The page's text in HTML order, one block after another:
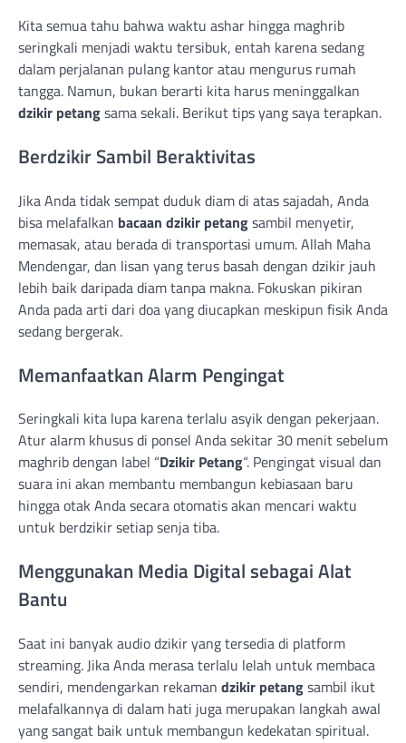
Kita semua tahu bahwa waktu ashar hingga maghrib
seringkali menjadi waktu tersibuk, entah karena sedang
dalam perjalanan pulang kantor atau mengurus rumah
tangga. Namun, bukan berarti kita harus meninggalkan
dzikir petangsama sekali. Berikut tips yang saya terapkan.
Berdzikir Sambil Beraktivitas
Jika Anda tidak sempat duduk diam di atas sajadah, Anda
bisa melafalkan bacaan dzikir petangsambil menyetir,
memasak, atau berada di transportasi umum. Allah Maha
Mendengar, dan lisan yang terus basah dengan dzikir jauh
lebih baik daripada diam tanpa makna. Fokuskan pikiran
Anda pada arti dari doa yang diucapkan meskipun fisik Anda
sedang bergerak.
Memanfaatkan Alarm Pengingat
Seringkali kita lupa karena terlalu asyik dengan pekerjaan.
Atur alarm khusus di ponsel Anda sekitar 30 menit sebelum
maghrib dengan label “Dzikir Petang“. Pengingat visual dan
suara ini akan membantu membangun kebiasaan baru
hingga otak Anda secara otomatis akan mencari waktu
untuk berdzikir setiap senja tiba.
Menggunakan Media Digital sebagai Alat
Bantu
Saat ini banyak audio dzikir yang tersedia di platform
streaming. Jika Anda merasa terlalu lelah untuk membaca
sendiri, mendengarkan rekaman dzikir petangsambil ikut
melafalkannya di dalam hati juga merupakan langkah awal
yang sangat baik untuk membangun kedekatan spiritual.